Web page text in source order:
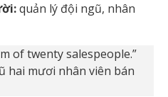
quản lý đội ngũ, nhân
of twenty salespeople.”
hai mươi nhân viên bán